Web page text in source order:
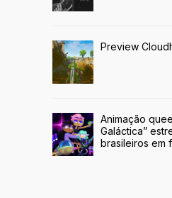
Preview
Animação
Galáctica”
brasileiros em